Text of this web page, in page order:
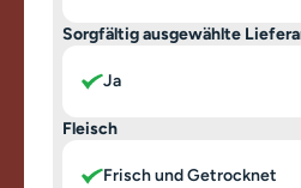
Sorgfältig ausgewählte
Ja
Fleisch
Frisch und Getrocknet